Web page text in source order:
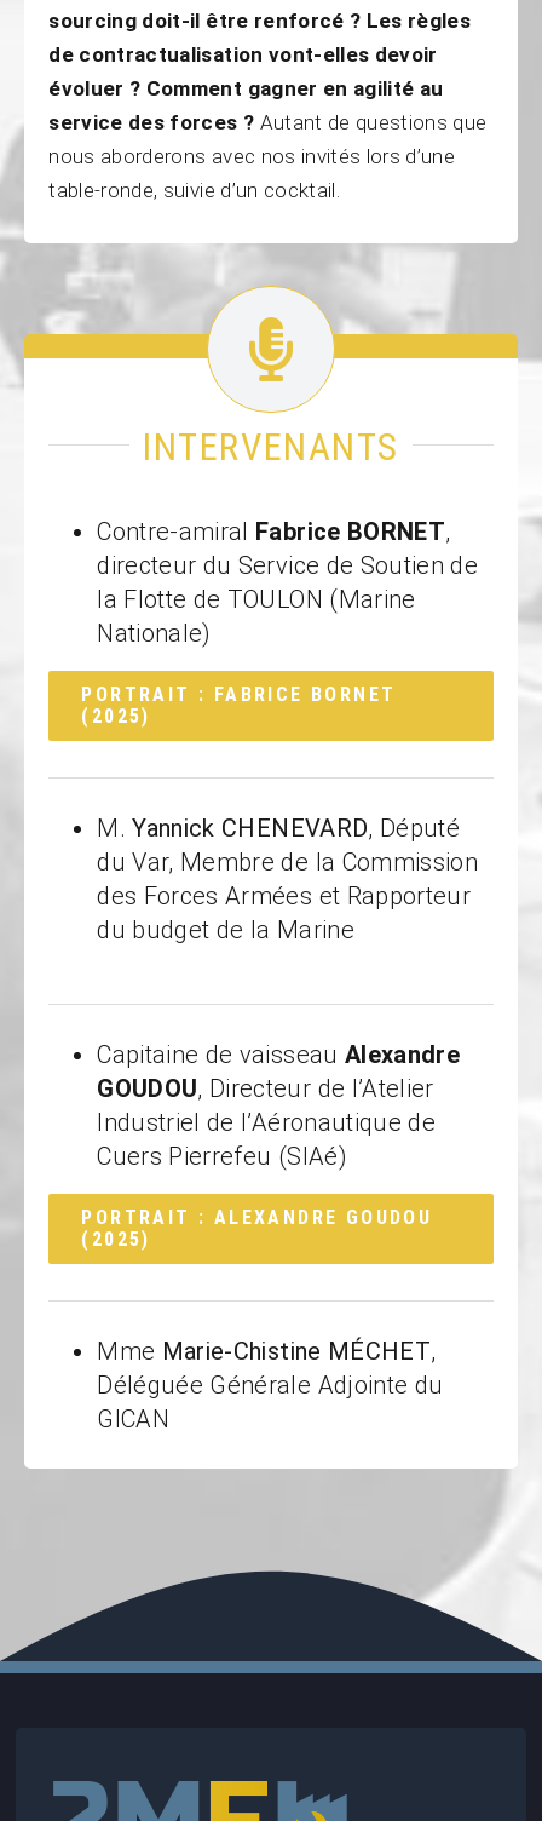
sourcing doit-il être renforcé ? Les règles
de contractualisation vont-elles devoir
évoluer ? Comment gagner en agilité au
service des forces ? Autant de questions que
nous aborderons avec nos invités lors d’une
table-ronde, suivie d’un cocktail.
INTERVENANTS
Contre-amiral Fabrice BORNET,
directeur du Service de Soutien de
la Flotte de TOULON (Marine
Nationale)
PORTRAIT : FABRICE BORNET
(2025)
M.Yannick CHENEVARD, Député
du Var, Membre de la Commission
des Forces Armées et Rapporteur
du budget de la Marine
Capitaine de vaisseau Alexandre
GOUDOU, Directeur de l’Atelier
Industriel de l’Aéronautique de
Cuers Pierrefeu (SIAé)
PORTRAIT : ALEXANDRE GOUDOU
(2025)
Mme Marie-Chistine MÉCHET,
Déléguée Générale Adjointe du
GICAN